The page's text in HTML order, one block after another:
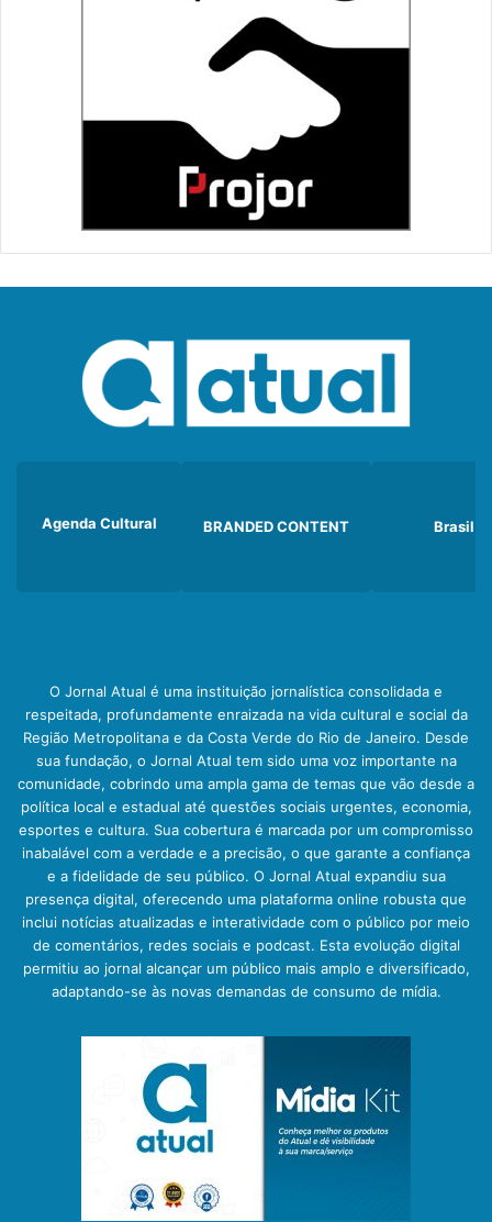
Agenda Cultural BRANDED CONTENT Brasil
O Jornal Atual é uma instituição jornalística consolidada e
respeitada, profundamente enraizada na vida cultural e social da
Região Metropolitana e da Costa Verde do Rio de Janeiro. Desde
sua fundação, o Jornal Atual tem sido uma voz importante na
comunidade, cobrindo uma ampla gama de temas que vão desde a
política local e estadual até questões sociais urgentes, economia,
esportes e cultura. Sua cobertura é marcada por um compromisso
inabalável com a verdade e a precisão, o que garante a confiança
e a fidelidade de seu público. O Jornal Atual expandiu sua
presença digital, oferecendo uma plataforma online robusta que
inclui notícias atualizadas e interatividade com o público por meio
de comentários, redes sociais e podcast. Esta evolução digital
permitiu ao jornal alcançar um público mais amplo e diversificado,
adaptando-se às novas demandas de consumo de mídia.